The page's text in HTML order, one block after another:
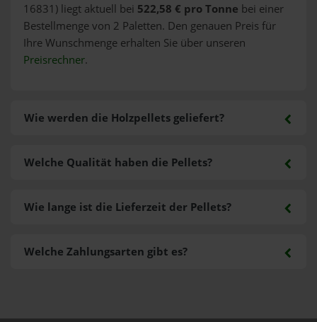
16831) liegt aktuell bei 522,58 € pro Tonne bei einer
Bestellmenge von 2 Paletten. Den genauen Preis für
Ihre Wunschmenge erhalten Sie über unseren
Preisrechner.
Wie werden die Holzpellets geliefert?
Welche Zahlungsarten gibt es?
Welche Qualität haben die Pellets?
Wie lange ist die Lieferzeit der Pellets?